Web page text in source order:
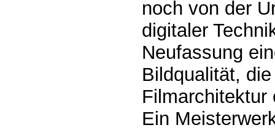
noch von der
digitaler
Neufassung
Bildqualität,
Filmarchitektur
Ein